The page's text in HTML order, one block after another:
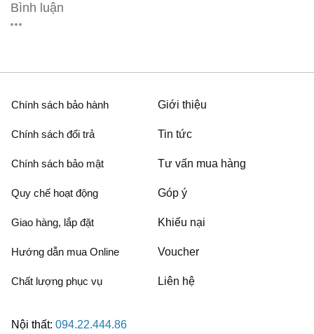
Bình luận
Chính sách bảo hành
Chính sách đổi trả
Chính sách bảo mật
Quy chế hoạt động
Giao hàng, lắp đặt
Hướng dẫn mua Online
Chất lượng phục vụ
Giới thiệu
Tin tức
Tư vấn mua hàng
Góp ý
Khiếu nại
Voucher
Liên hệ
Nội thất: 094.22.444.86